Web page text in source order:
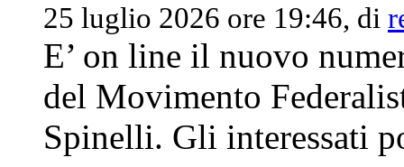
25 luglio 2026 ore 19:46, di
E’ on line il nuovo
del Movimento
Spinelli. Gli interessati